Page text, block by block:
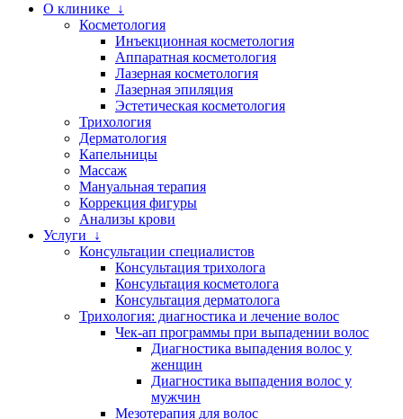
О клинике ↓
Косметология
Инъекционная косметология
Аппаратная косметология
Лазерная косметология
Лазерная эпиляция
Эстетическая косметология
Трихология
Дерматология
Капельницы
Массаж
Мануальная терапия
Коррекция фигуры
Анализы крови
Услуги ↓
Консультации специалистов
Консультация трихолога
Консультация косметолога
Консультация дерматолога
Трихология: диагностика и лечение волос
Чек-ап программы при выпадении волос
Диагностика выпадения волос у
женщин
Диагностика выпадения волос у
мужчин
Мезотерапия для волос